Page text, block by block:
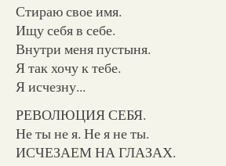
Стираю свое имя.
Ищу себя в себе.
Внутри меня пустыня.
Я так хочу к тебе.
Я исчезну...
РЕВОЛЮЦИЯ СЕБЯ.
Не ты не я. Не я не ты.
ИСЧЕЗАЕМ НА ГЛАЗАХ.